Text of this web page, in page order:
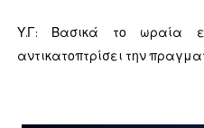
Υ.Γ: Βασικά το ωραία
αντικατοπτρίσει την